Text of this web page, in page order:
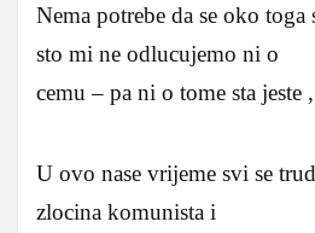
Nema potrebe da se oko
sto mi ne odlucujemo ni o
cemu – pa ni o tome sta jeste
U ovo nase vrijeme svi se
zlocina komunista i